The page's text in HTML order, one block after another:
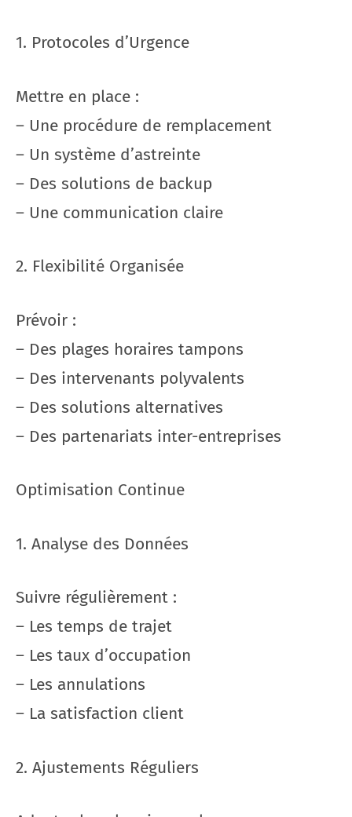
1. Protocoles d’Urgence
Mettre en place :
– Une procédure de remplacement
– Un système d’astreinte
– Des solutions de backup
– Une communication claire
2. Flexibilité Organisée
Prévoir :
– Des plages horaires tampons
– Des intervenants polyvalents
– Des solutions alternatives
– Des partenariats inter-entreprises
Optimisation Continue
1. Analyse des Données
Suivre régulièrement :
– Les temps de trajet
– Les taux d’occupation
– Les annulations
– La satisfaction client
2. Ajustements Réguliers